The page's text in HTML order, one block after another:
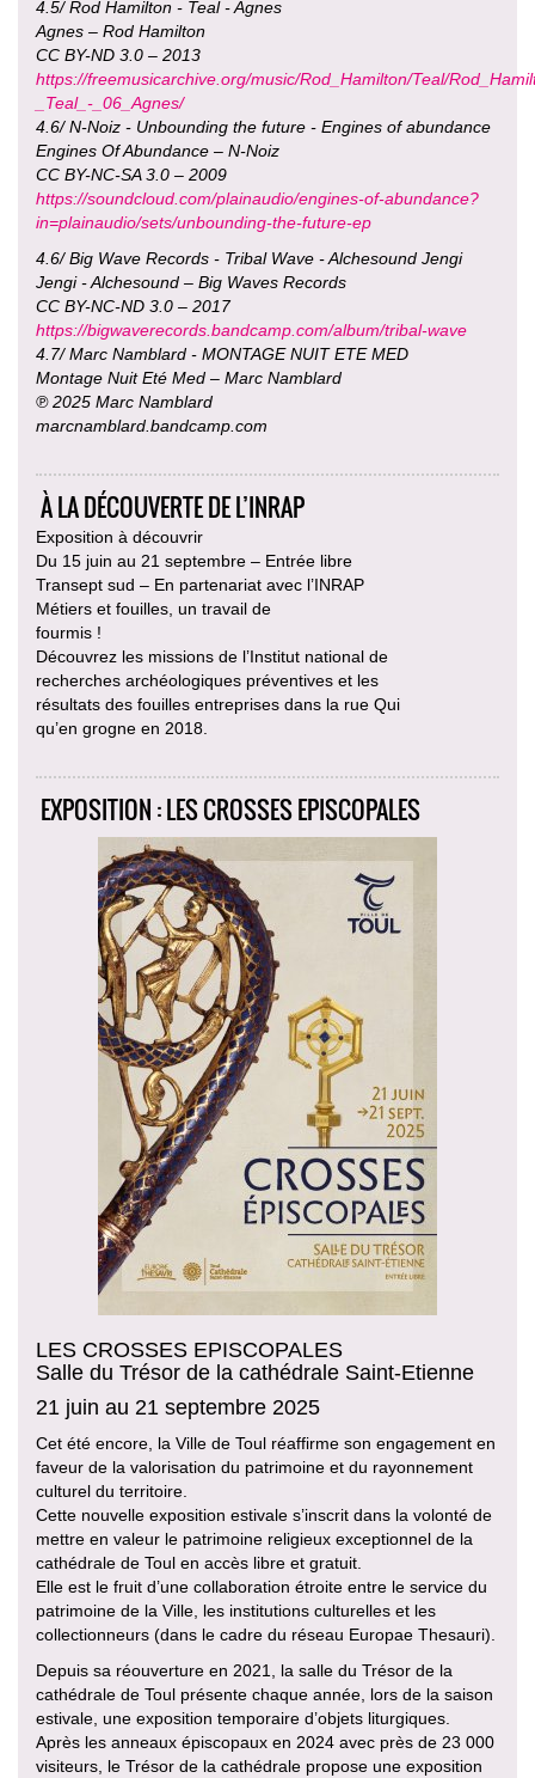
4.5/ Rod Hamilton - Teal - Agnes
Agnes – Rod Hamilton
CC BY-ND 3.0 – 2013
https://freemusicarchive.org/music/Rod_Hamilton/Teal/
_Teal_-_06_Agnes/
4.6/ N-Noiz - Unbounding the future - Engines of abundance
Engines Of Abundance – N-Noiz
CC BY-NC-SA 3.0 – 2009
https://soundcloud.com/plainaudio/engines-of-abundance?
in=plainaudio/sets/unbounding-the-future-ep
4.6/ Big Wave Records - Tribal Wave - Alchesound Jengi
Jengi - Alchesound – Big Waves Records
CC BY-NC-ND 3.0 – 2017
https://bigwaverecords.bandcamp.com/album/tribal-wave
4.7/ Marc Namblard - MONTAGE NUIT ETE MED
Montage Nuit Eté Med – Marc Namblard
℗ 2025 Marc Namblard
marcnamblard.bandcamp.com
À LA DÉCOUVERTE DE L’INRAP
Exposition à découvrir
Du 15 juin au 21 septembre – Entrée libre
Transept sud – En partenariat avec l’INRAP
Métiers et fouilles, un travail de
fourmis !
Découvrez les missions de l’Institut national de
recherches archéologiques préventives et les
résultats des fouilles entreprises dans la rue Qui
qu’en grogne en 2018.
EXPOSITION : LES CROSSES EPISCOPALES
LES CROSSES EPISCOPALES
Salle du Trésor de la cathédrale Saint-Etienne
21 juin au 21 septembre 2025
Cet été encore, la Ville de Toul réaffirme son engagement en
faveur de la valorisation du patrimoine et du rayonnement
culturel du territoire.
Cette nouvelle exposition estivale s’inscrit dans la volonté de
mettre en valeur le patrimoine religieux exceptionnel de la
cathédrale de Toul en accès libre et gratuit.
Elle est le fruit d’une collaboration étroite entre le service du
patrimoine de la Ville, les institutions culturelles et les
collectionneurs (dans le cadre du réseau Europae Thesauri).
Depuis sa réouverture en 2021, la salle du Trésor de la
cathédrale de Toul présente chaque année, lors de la saison
estivale, une exposition temporaire d’objets liturgiques.
Après les anneaux épiscopaux en 2024 avec près de 23 000
visiteurs, le Trésor de la cathédrale propose une exposition